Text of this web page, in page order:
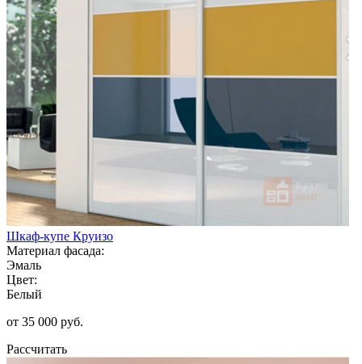
Шкаф-купе Круизо
Материал фасада:
Эмаль
Цвет:
Белый
от 35 000 руб.
Рассчитать